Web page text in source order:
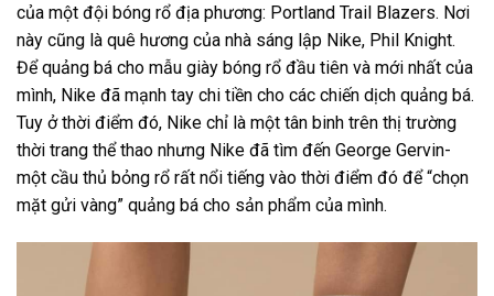
của một đội bóng rổ địa phương: Portland Trail Blazers. Nơi
này cũng là quê hương của nhà sáng lập Nike, Phil Knight.
Để quảng bá cho mẫu giày bóng rổ đầu tiên và mới nhất của
mình, Nike đã mạnh tay chi tiền cho các chiến dịch quảng bá.
Tuy ở thời điểm đó, Nike chỉ là một tân binh trên thị trường
thời trang thể thao nhưng Nike đã tìm đến George Gervin-
một cầu thủ bỏng rổ rất nổi tiếng vào thời điểm đó để “chọn
mặt gửi vàng” quảng bá cho sản phẩm của mình.